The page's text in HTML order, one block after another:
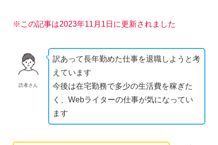
※この記事は2023年11月1日に更新されました
読者さん
訳あって長年勤めた仕事を退職しようと考
えています
今後は在宅勤務で多少の生活費を稼ぎた
く、Webライターの仕事が気になってい
ます